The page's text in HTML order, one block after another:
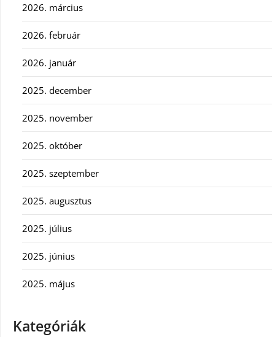
2026. március
2026. február
2026. január
2025. december
2025. november
2025. október
2025. szeptember
2025. augusztus
2025. július
2025. június
2025. május
Kategóriák